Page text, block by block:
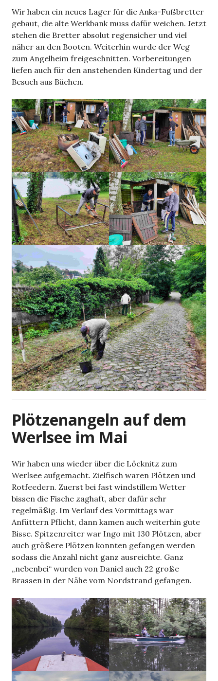
Wir haben ein neues Lager für die Anka-Fußbretter
gebaut, die alte Werkbank muss dafür weichen. Jetzt
stehen die Bretter absolut regensicher und viel
näher an den Booten. Weiterhin wurde der Weg
zum Angelheim freigeschnitten. Vorbereitungen
liefen auch für den anstehenden Kindertag und der
Besuch aus Büchen.
Plötzenangeln auf dem
Werlsee im Mai
Wir haben uns wieder über die Löcknitz zum
Werlsee aufgemacht. Zielfisch waren Plötzen und
Rotfeedern. Zuerst bei fast windstillem Wetter
bissen die Fische zaghaft, aber dafür sehr
regelmäßig. Im Verlauf des Vormittags war
Anfüttern Pflicht, dann kamen auch weiterhin gute
Bisse. Spitzenreiter war Ingo mit 130 Plötzen, aber
auch größere Plötzen konnten gefangen werden
sodass die Anzahl nicht ganz ausreichte. Ganz
„nebenbei“ wurden von Daniel auch 22 große
Brassen in der Nähe vom Nordstrand gefangen.